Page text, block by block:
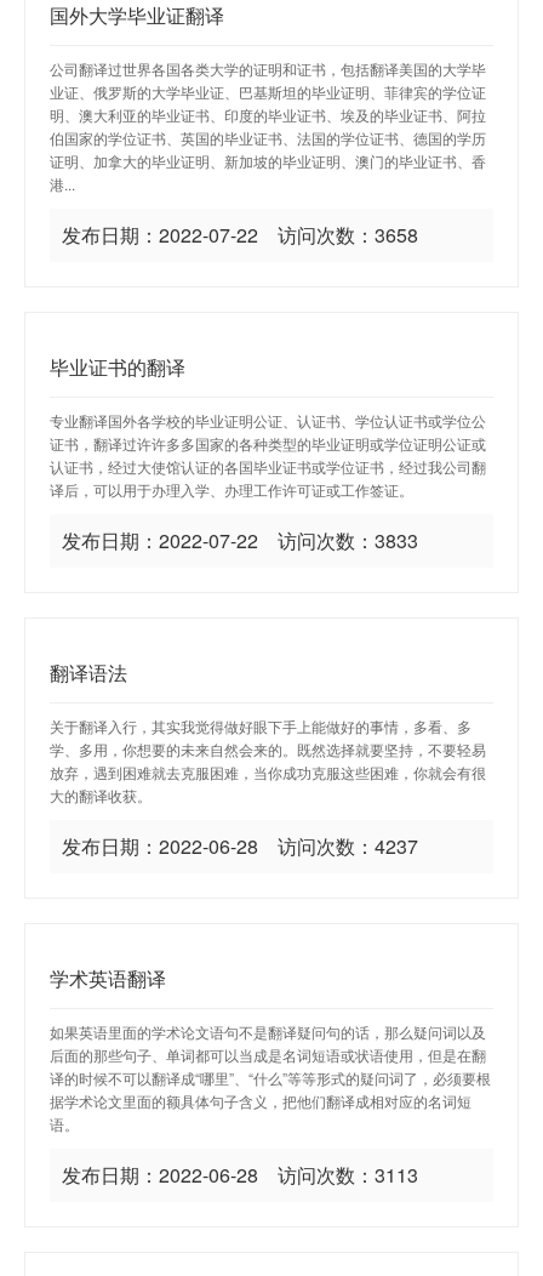
国外大学毕业证翻译
公司翻译过世界各国各类大学的证明和证书，包括翻译美国的大学毕
业证、俄罗斯的大学毕业证、巴基斯坦的毕业证明、菲律宾的学位证
明、澳大利亚的毕业证书、印度的毕业证书、埃及的毕业证书、阿拉
伯国家的学位证书、英国的毕业证书、法国的学位证书、德国的学历
证明、加拿大的毕业证明、新加坡的毕业证明、澳门的毕业证书、香
港...
发布日期：2022-07-22 访问次数：3658
毕业证书的翻译
专业翻译国外各学校的毕业证明公证、认证书、学位认证书或学位公
证书，翻译过许许多多国家的各种类型的毕业证明或学位证明公证或
认证书，经过大使馆认证的各国毕业证书或学位证书，经过我公司翻
译后，可以用于办理入学、办理工作许可证或工作签证。
发布日期：2022-07-22 访问次数：3833
翻译语法
关于翻译入行，其实我觉得做好眼下手上能做好的事情，多看、多
学、多用，你想要的未来自然会来的。既然选择就要坚持，不要轻易
放弃，遇到困难就去克服困难，当你成功克服这些困难，你就会有很
大的翻译收获。
发布日期：2022-06-28 访问次数：4237
学术英语翻译
如果英语里面的学术论文语句不是翻译疑问句的话，那么疑问词以及
后面的那些句子、单词都可以当成是名词短语或状语使用，但是在翻
译的时候不可以翻译成“哪里”、“什么”等等形式的疑问词了，必须要根
据学术论文里面的额具体句子含义，把他们翻译成相对应的名词短
语。
发布日期：2022-06-28 访问次数：3113